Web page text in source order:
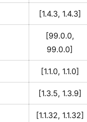
[1.4.3, 1.4.3]
[99.0.0,
99.0.0]
[1.1.0, 1.1.0]
[1.3.5, 1.3.9]
[1.1.32, 1.1.32]